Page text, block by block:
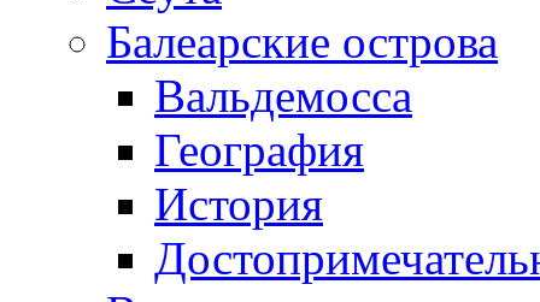
Балеарские острова
Вальдемосса
География
История